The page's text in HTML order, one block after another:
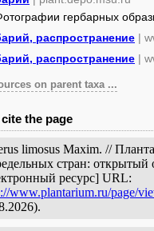
гербарных
распространение |
распространение |
on parent taxa ...
the page
limosus Maxim. //
стран: открытый
ресурс] URL:
www.plantarium.ru/page/